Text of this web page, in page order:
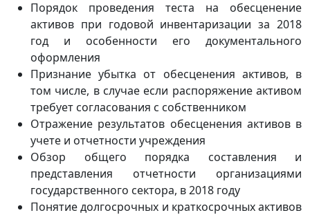
Порядок проведения теста на обесценение
активов при годовой инвентаризации за 2018
год и особенности его документального
оформления
Признание убытка от обесценения активов, в
том числе, в случае если распоряжение активом
требует согласования с собственником
Отражение результатов обесценения активов в
учете и отчетности учреждения
Обзор общего порядка составления и
представления отчетности организациями
государственного сектора, в 2018 году
Понятие долгосрочных и краткосрочных активов